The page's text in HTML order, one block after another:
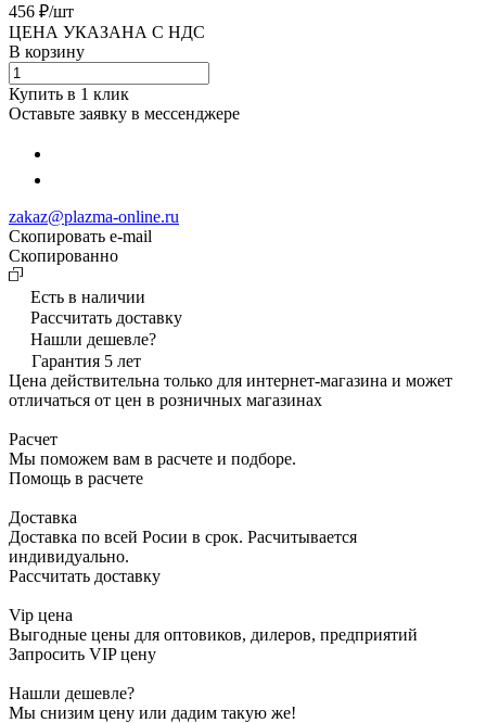
456 ₽/шт
ЦЕНА УКАЗАНА С НДС
В корзину
Купить в 1 клик
Оставьте заявку в мессенджере
zakaz@plazma-online.ru
Скопировать e-mail
Cкопированно
Есть в наличии
Рассчитать доставку
Нашли дешевле?
Гарантия 5 лет
Цена действительна только для интернет-магазина и может
отличаться от цен в розничных магазинах
Расчет
Мы поможем вам в расчете и подборе.
Помощь в расчете
Доставка
Доставка по всей Росии в срок. Расчитывается
индивидуально.
Рассчитать доставку
Vip цена
Выгодные цены для оптовиков, дилеров, предприятий
Запросить VIP цену
Нашли дешевле?
Мы снизим цену или дадим такую же!